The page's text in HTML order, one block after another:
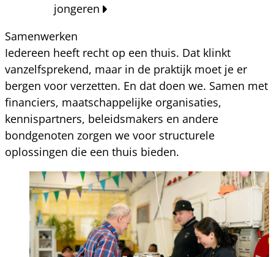
jongeren
Samenwerken
Iedereen heeft recht op een thuis. Dat klinkt
vanzelfsprekend, maar in de praktijk moet je er
bergen voor verzetten. En dat doen we. Samen met
financiers, maatschappelijke organisaties,
kennispartners, beleidsmakers en andere
bondgenoten zorgen we voor structurele
oplossingen die een thuis bieden.